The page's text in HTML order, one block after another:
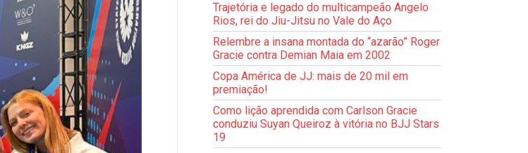
Trajetória e legado do multicampeão Angelo
Rios, rei do Jiu-Jitsu no Vale do Aço
Relembre a insana montada do “azarão” Roger
Gracie contra Demian Maia em 2002
Copa América de JJ: mais de 20 mil em
premiação!
Como lição aprendida com Carlson Gracie
conduziu Suyan Queiroz à vitória no BJJ Stars
19